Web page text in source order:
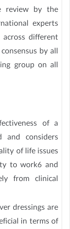
review by the
experts
different
by all
group on all
of a
and considers
of life issues
to work6 and
from clinical
dressings are
in terms of